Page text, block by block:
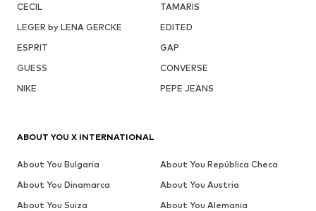
CECIL
TAMARIS
LEGER by LENA GERCKE
EDITED
ESPRIT
GAP
GUESS
CONVERSE
NIKE
PEPE JEANS
ABOUT YOU X INTERNATIONAL
About You Bulgaria
About You República Checa
About You Dinamarca
About You Austria
About You Suiza
About You Alemania